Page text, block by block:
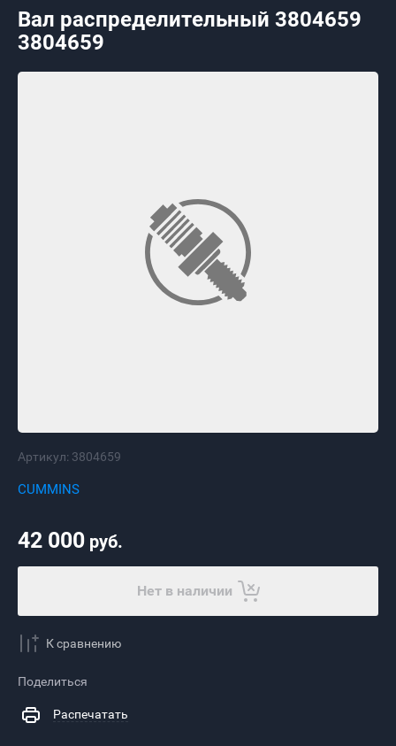
Вал распределительный 3804659
3804659
Артикул: 3804659
CUMMINS
42 000 руб.
Нет в наличии
К сравнению
Поделиться
Распечатать